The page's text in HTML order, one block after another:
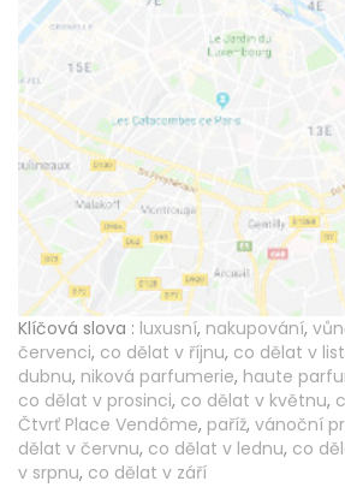
Klíčová slova : luxusní, nakupování,
červenci, co dělat v říjnu, co dělat v
dubnu, niková parfumerie, haute
co dělat v prosinci, co dělat v květnu,
Čtvrť Place Vendôme, paříž, vánoční
dělat v červnu, co dělat v lednu, co
v srpnu, co dělat v září